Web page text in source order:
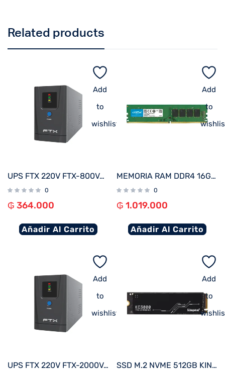
Related products
Add
to
wishlist
UPS FTX 220V FTX-800VA / 480W NEMA UNIVERSAL
0
₲ 364.000
Añadir Al Carrito
Add
to
MEMORIA RAM DDR4 16G 3200 CRUCIAL CT16G4DFRA32A
0
₲ 1.019.000
Añadir Al Carrito
Add
to
wishlist
UPS FTX 220V FTX-2000VA / 1200W NEMA UNIVERSAL
Add
to
SSD M.2 NVME 512GB KINGSTON KC3000 SKC3000S/512G 7000/3900 PCIE 4.0